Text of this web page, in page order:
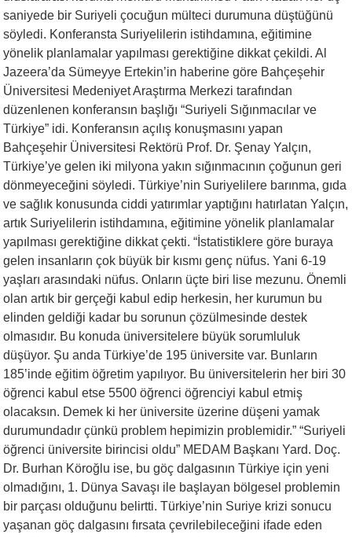
saniyede bir Suriyeli çocuğun mülteci durumuna düştüğünü
söyledi. Konferansta Suriyelilerin istihdamına, eğitimine
yönelik planlamalar yapılması gerektiğine dikkat çekildi. Al
Jazeera’da Sümeyye Ertekin’in haberine göre Bahçeşehir
Üniversitesi Medeniyet Araştırma Merkezi tarafından
düzenlenen konferansın başlığı “Suriyeli Sığınmacılar ve
Türkiye” idi. Konferansın açılış konuşmasını yapan
Bahçeşehir Üniversitesi Rektörü Prof. Dr. Şenay Yalçın,
Türkiye’ye gelen iki milyona yakın sığınmacının çoğunun geri
dönmeyeceğini söyledi. Türkiye’nin Suriyelilere barınma, gıda
ve sağlık konusunda ciddi yatırımlar yaptığını hatırlatan Yalçın,
artık Suriyelilerin istihdamına, eğitimine yönelik planlamalar
yapılması gerektiğine dikkat çekti. “İstatistiklere göre buraya
gelen insanların çok büyük bir kısmı genç nüfus. Yani 6-19
yaşları arasındaki nüfus. Onların üçte biri lise mezunu. Önemli
olan artık bir gerçeği kabul edip herkesin, her kurumun bu
elinden geldiği kadar bu sorunun çözülmesinde destek
olmasıdır. Bu konuda üniversitelere büyük sorumluluk
düşüyor. Şu anda Türkiye’de 195 üniversite var. Bunların
185’inde eğitim öğretim yapılıyor. Bu üniversitelerin her biri 30
öğrenci kabul etse 5500 öğrenci öğrenciyi kabul etmiş
olacaksın. Demek ki her üniversite üzerine düşeni yamak
durumundadır çünkü problem hepimizin problemidir.” “Suriyeli
öğrenci üniversite birincisi oldu” MEDAM Başkanı Yard. Doç.
Dr. Burhan Köroğlu ise, bu göç dalgasının Türkiye için yeni
olmadığını, 1. Dünya Savaşı ile başlayan bölgesel problemin
bir parçası olduğunu belirtti. Türkiye’nin Suriye krizi sonucu
yaşanan göç dalgasını fırsata çevrilebileceğini ifade eden